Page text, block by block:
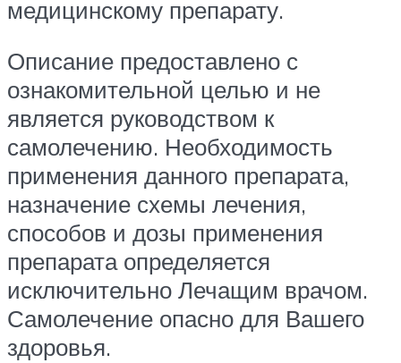
медицинскому препарату.
Описание предоставлено с
ознакомительной целью и не
является руководством к
самолечению. Необходимость
применения данного препарата,
назначение схемы лечения,
способов и дозы применения
препарата определяется
исключительно Лечащим врачом.
Самолечение опасно для Вашего
здоровья.